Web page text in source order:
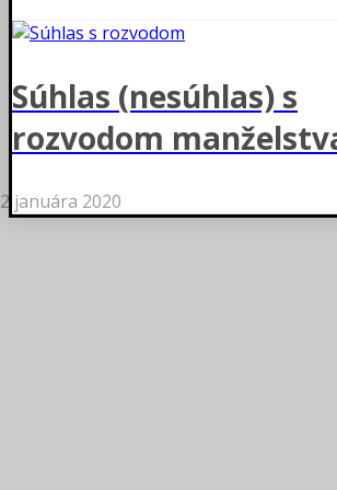
Súhlas (nesúhlas) s
rozvodom
2 januára 2020